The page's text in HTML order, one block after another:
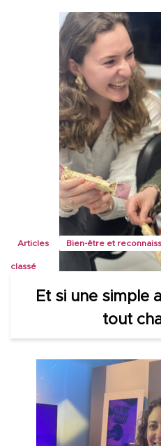
Articles Bien-être et
classé
Et si une simple
tout